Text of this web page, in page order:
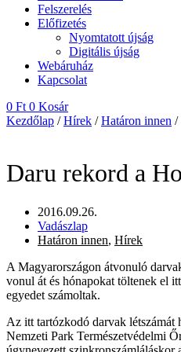
Felszerelés
Előfizetés
Nyomtatott újság
Digitális újság
Webáruház
Kapcsolat
0 Ft 0 Kosár
Kezdőlap /Hírek /Határon innen /
Daru rekord a
2016.09.26.
Vadászlap
Határon innen, Hírek
A Magyarországon átvonuló
vonul át és hónapokat töltenek el
egyedet számoltak.
Az itt tartózkodó darvak létszámát
Nemzeti Park Természetvédelmi